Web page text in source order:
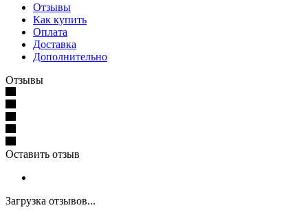
Отзывы
Как купить
Оплата
Доставка
Дополнительно
Отзывы
Оставить отзыв
Загрузка отзывов...